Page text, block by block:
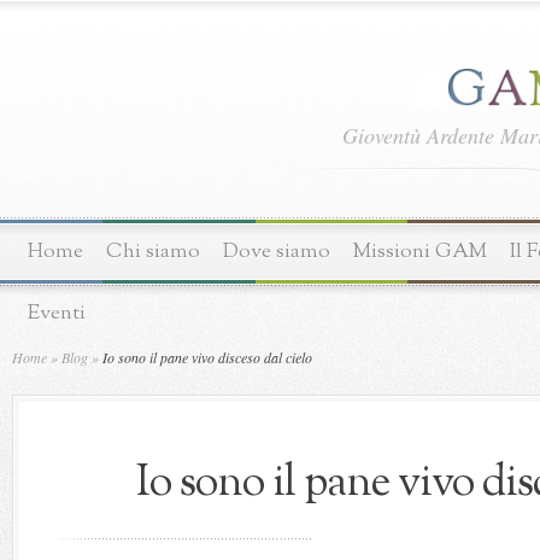
Gioventù Ardente
Home Chi siamo Dove siamo Missioni GAM Il
Eventi
Home » Blog » Io sono il pane vivo disceso dal cielo
Io sono il pane vivo